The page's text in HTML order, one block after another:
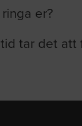
er?
tar det att